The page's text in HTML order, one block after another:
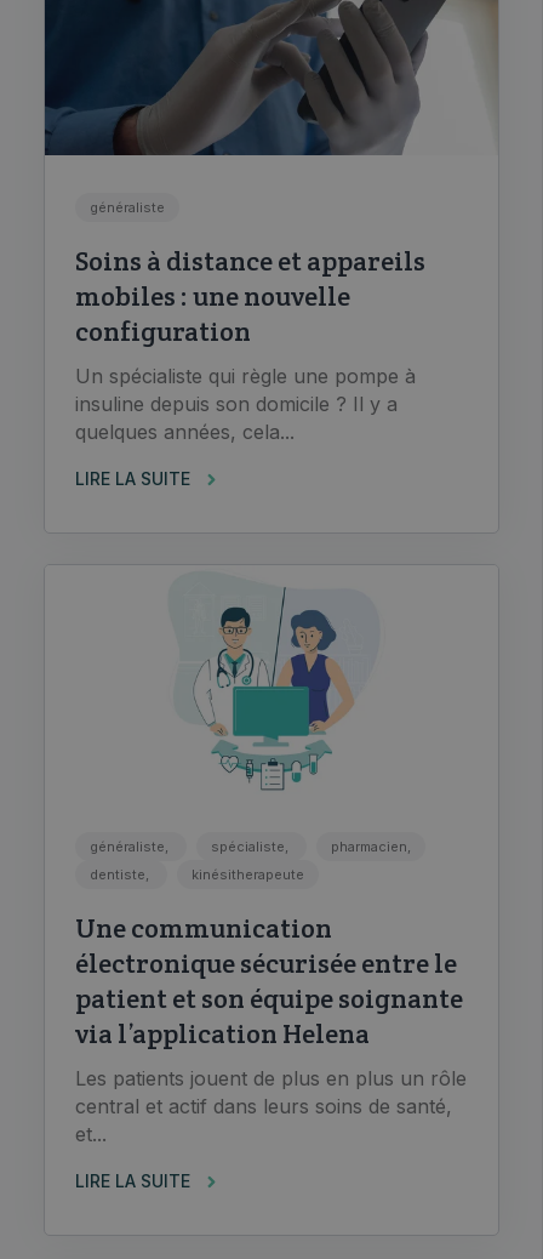
généraliste
Soins à distance et appareils
mobiles : une nouvelle
configuration
Un spécialiste qui règle une pompe à
insuline depuis son domicile ? Il y a
quelques années, cela...
LIRE LA SUITE
généraliste, spécialiste,
pharmacien,
dentiste,
kinésitherapeute
Une communication
électronique sécurisée entre le
patient et son équipe soignante
via l’application Helena
Les patients jouent de plus en plus un rôle
central et actif dans leurs soins de santé,
et...
LIRE LA SUITE